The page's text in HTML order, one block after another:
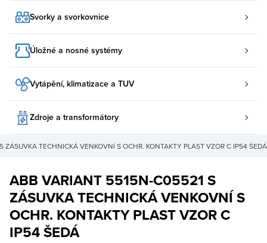
Svorky a svorkovnice
Úložné a nosné systémy
Vytápění, klimatizace a TUV
Zdroje a transformátory
ZÁSUVKA TECHNICKÁ VENKOVNÍ S OCHR. KONTAKTY PLAST VZOR C IP54 ŠEDÁ
ABB VARIANT 5515N-C05521 S
ZÁSUVKA TECHNICKÁ VENKOVNÍ S
OCHR. KONTAKTY PLAST VZOR C
IP54 ŠEDÁ